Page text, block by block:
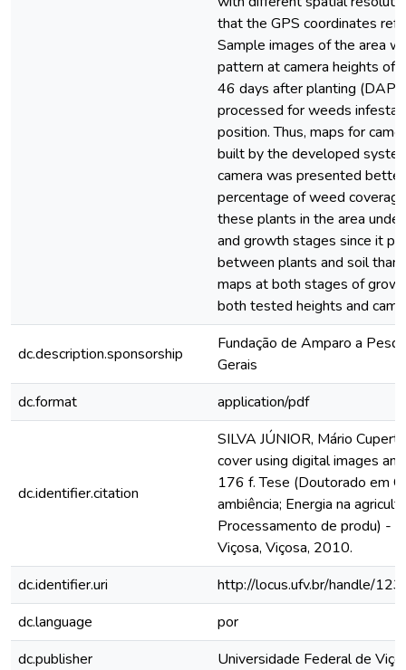
that the GPS coordinates
Sample images of the area
pattern at camera heights of
46 days after planting
processed for weeds
position. Thus, maps for
built by the developed
camera was presented
percentage of weed
these plants in the area
and growth stages since it
between plants and soil than
maps at both stages of
both tested heights and
dc.description.sponsorship
Fundação de Amparo a
Gerais
dc.format
application/pdf
dc.identifier.citation
SILVA JÚNIOR, Mário
cover using digital images
176 f. Tese (Doutorado em
ambiência; Energia na
Processamento de produ) -
Viçosa, Viçosa, 2010.
dc.identifier.uri
http://locus.ufv.br/handle/
dc.language
por
dc.publisher
Universidade Federal de